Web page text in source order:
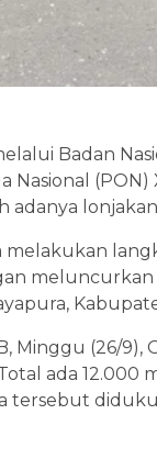
Badan
Nasional
lonjakan
melakukan
Minggu (26/9),
ada 12.000
tersebut